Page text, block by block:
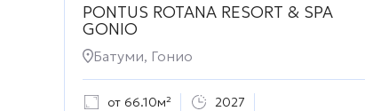
PONTUS ROTANA RESORT & SPA
GONIO
Батуми, Гонио
от 66.10м² 2027